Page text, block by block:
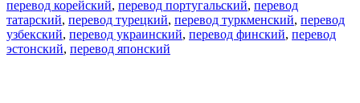
перевод корейский, перевод португальский, перевод
татарский, перевод турецкий, перевод туркменский, перевод
узбекский, перевод украинский, перевод финский, перевод
эстонский, перевод японский